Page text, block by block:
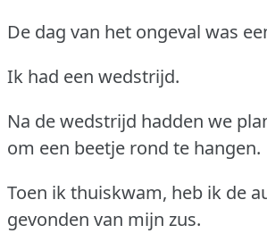
De dag van het ongeval was
Ik had een wedstrijd.
Na de wedstrijd hadden we
om een beetje rond te hangen.
Toen ik thuiskwam, heb ik de
gevonden van mijn zus.